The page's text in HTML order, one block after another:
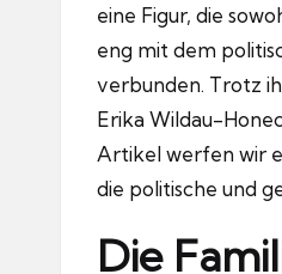
eine Figur, die
eng mit dem
verbunden. Trotz
Erika Wildau-
Artikel werfen wir
die politische und
Die